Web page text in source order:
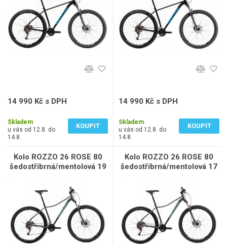
14 990 Kč s DPH
Skladem
u vás od 12.8. do
14.8.
KOUPIT
14 990 Kč s DPH
Skladem
u vás od 12.8. do
14.8.
KOUPIT
Kolo ROZZO 26 ROSE 80
šedostříbrná/mentolová 19
Kolo ROZZO 26 ROSE 80
šedostříbrná/mentolová 17